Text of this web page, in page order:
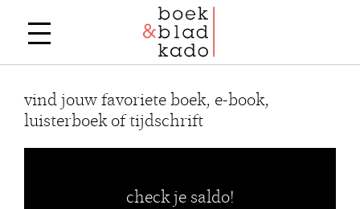
vind jouw favoriete boek, e-book,
luisterboek of tijdschrift
check je saldo!